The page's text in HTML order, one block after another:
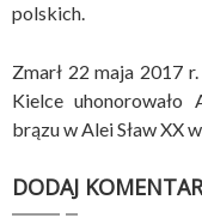
polskich.
Zmarł 22 maja 2017
Kielce uhonorowało
brązu w Alei Sław XX
DODAJ